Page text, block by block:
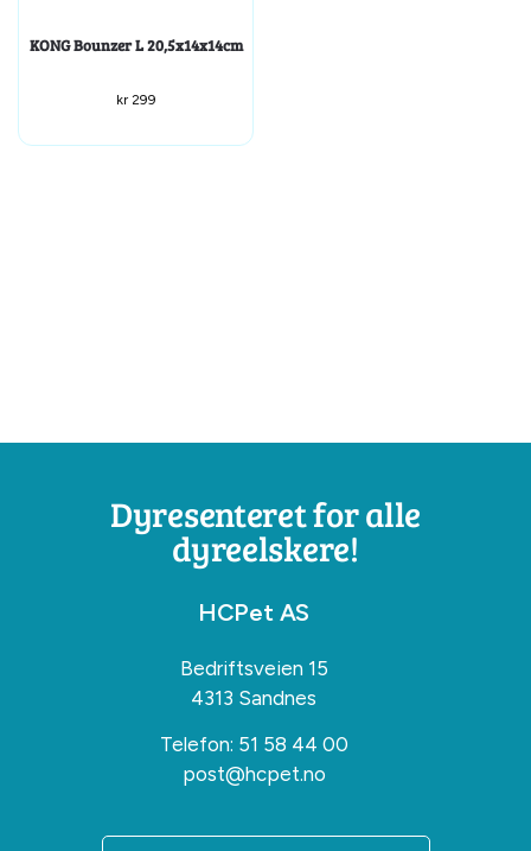
KONG Bounzer L 20,5x14x14cm
kr299
Dyresenteret for alle
dyreelskere!
HCPet AS
Bedriftsveien 15
4313 Sandnes
Telefon: 51 58 44 00
post@hcpet.no